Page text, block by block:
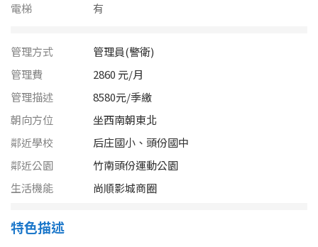
澎湖縣
屏東縣
台東縣
金門連江
~
樓層
不拘
1樓
3樓
電梯
有
管理方式
管理員(警衛)
管理費
2860 元/月
管理描述
8580元/季繳
朝向方位
坐西南朝東北
鄰近學校
后庄國小、頭份國中
鄰近公園
竹南頭份運動公園
生活機能
尚順影城商圈
特色描述